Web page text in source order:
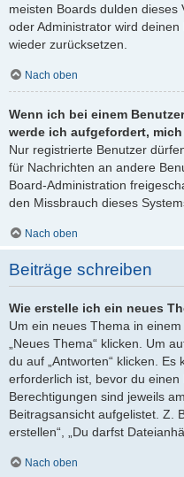
meisten Boards dulden
oder Administrator wird
wieder zurücksetzen.
Nach oben
Wenn ich bei einem
werde ich aufgefordert,
Nur registrierte Benutzer
für Nachrichten an andere
Board-Administration
den Missbrauch dieses
Nach oben
Beiträge schreiben
Wie erstelle ich ein neues
Um ein neues Thema in
„Neues Thema“ klicken. Um
du auf „Antworten“ klicken.
erforderlich ist, bevor du
Berechtigungen sind jeweils
Beitragsansicht aufgelistet. Z.
erstellen“, „Du darfst
Nach oben